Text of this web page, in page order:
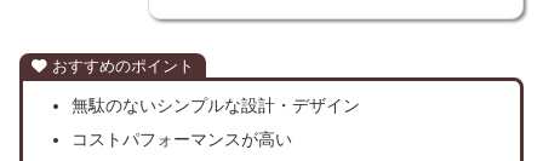
おすすめのポイント
無駄のないシンプルな設計・デザイン
コストパフォーマンスが高い